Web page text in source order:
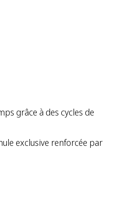
grâce à des cycles de
exclusive renforcée par